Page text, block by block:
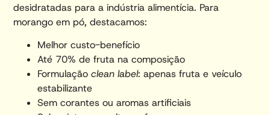
desidratadas para a indústria alimentícia. Para
morango em pó, destacamos:
Melhor custo-benefício
Até 70% de fruta na composição
Formulaçãoclean label: apenas fruta e veículo
estabilizante
Sem corantes ou aromas artificiais